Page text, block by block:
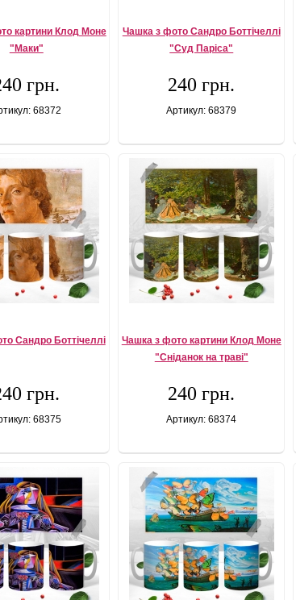
картини Клод Моне
"Маки"
грн.
68372
Чашка з фото Сандро Боттічеллі
"Суд Паріса"
240 грн.
Артикул: 68379
Сандро Боттічеллі
грн.
68375
Чашка з фото картини Клод Моне
"Сніданок на траві"
240 грн.
Артикул: 68374